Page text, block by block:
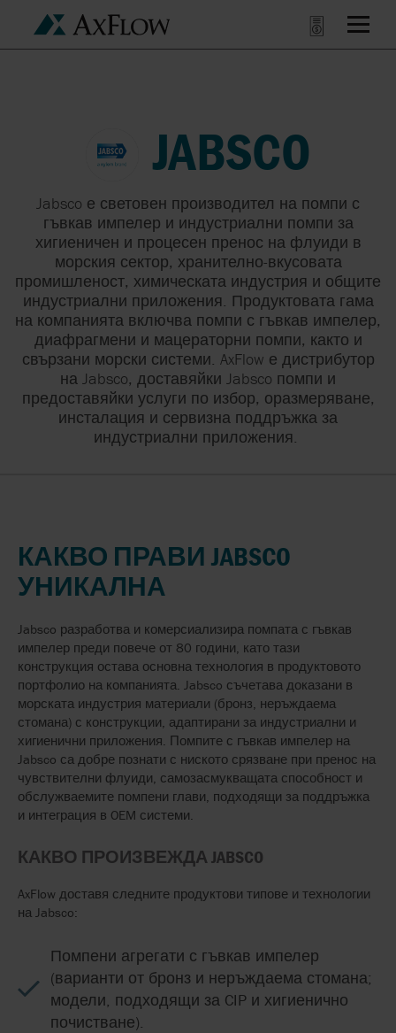
JABSCO
Jabsco е световен производител на помпи с
гъвкав импелер и индустриални помпи за
хигиеничен и процесен пренос на флуиди в
морския сектор, хранително-вкусовата
промишленост, химическата индустрия и общите
индустриални приложения. Продуктовата гама
на компанията включва помпи с гъвкав импелер,
диафрагмени и мацераторни помпи, както и
свързани морски системи. AxFlow е дистрибутор
на Jabsco, доставяйки Jabsco помпи и
предоставяйки услуги по избор, оразмеряване,
инсталация и сервизна поддръжка за
индустриални приложения.
КАКВО ПРАВИ JABSCO
УНИКАЛНА
Jabsco разработва и комерсиализира помпата с гъвкав
импелер преди повече от 80 години, като тази
конструкция остава основна технология в продуктовото
портфолио на компанията. Jabsco съчетава доказани в
морската индустрия материали (бронз, неръждаема
стомана) с конструкции, адаптирани за индустриални и
хигиенични приложения. Помпите с гъвкав импелер на
Jabsco са добре познати с ниското срязване при пренос на
чувствителни флуиди, самозасмукващата способност и
обслужваемите помпени глави, подходящи за поддръжка
и интеграция в OEM системи.
КАКВО ПРОИЗВЕЖДА JABSCO
AxFlow доставя следните продуктови типове и технологии
на Jabsco:
Помпени агрегати с гъвкав импелер
(варианти от бронз и неръждаема стомана;
модели, подходящи за CIP и хигиенично
почистване).